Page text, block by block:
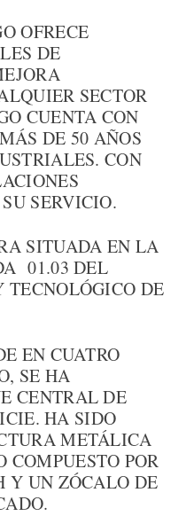
OFRECE
DE
SECTOR
CUENTA CON
DE 50 AÑOS
CON
SERVICIO.
SITUADA EN LA
01.03 DEL
TECNOLÓGICO DE
EN CUATRO
SE HA
CENTRAL DE
HA SIDO
METÁLICA
COMPUESTO POR
Y UN ZÓCALO DE